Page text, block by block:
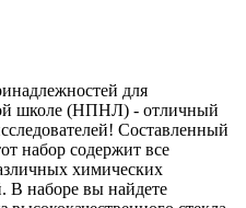
для
школе (НПНЛ) - отличный
Составленный
набор содержит все
химических
В наборе вы найдете